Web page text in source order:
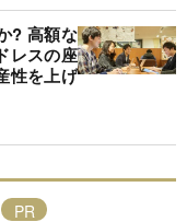
? 高額な
レスの座
性を上げ